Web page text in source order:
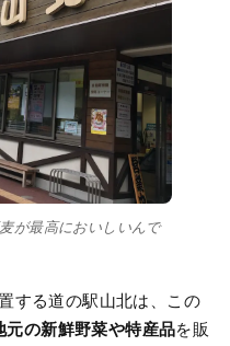
が最高においしいんで
する道の駅山北は、この
元の新鮮野菜や特産品を販